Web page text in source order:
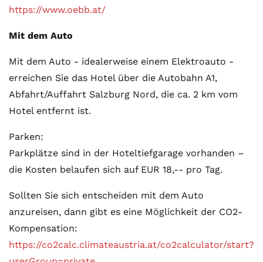
https://www.oebb.at/
Mit dem Auto
Mit dem Auto - idealerweise einem Elektroauto -
erreichen Sie das Hotel über die Autobahn A1,
Abfahrt/Auffahrt Salzburg Nord, die ca. 2 km vom
Hotel entfernt ist.
Parken:
Parkplätze sind in der Hoteltiefgarage vorhanden –
die Kosten belaufen sich auf EUR 18,-- pro Tag.
Sollten Sie sich entscheiden mit dem Auto
anzureisen, dann gibt es eine Möglichkeit der CO2-
Kompensation:
https://co2calc.climateaustria.at/co2calculator/start?